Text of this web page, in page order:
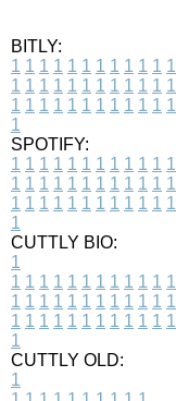
BITLY:
1 1 1 1 1 1 1 1 1 1 1 1
1 1 1 1 1 1 1 1 1 1 1 1
1 1 1 1 1 1 1 1 1 1 1 1
1
SPOTIFY:
1 1 1 1 1 1 1 1 1 1 1 1
1 1 1 1 1 1 1 1 1 1 1 1
1 1 1 1 1 1 1 1 1 1 1 1
1
CUTTLY BIO:
1
1 1 1 1 1 1 1 1 1 1 1 1
1 1 1 1 1 1 1 1 1 1 1 1
1 1 1 1 1 1 1 1 1 1 1 1
1
CUTTLY OLD:
1